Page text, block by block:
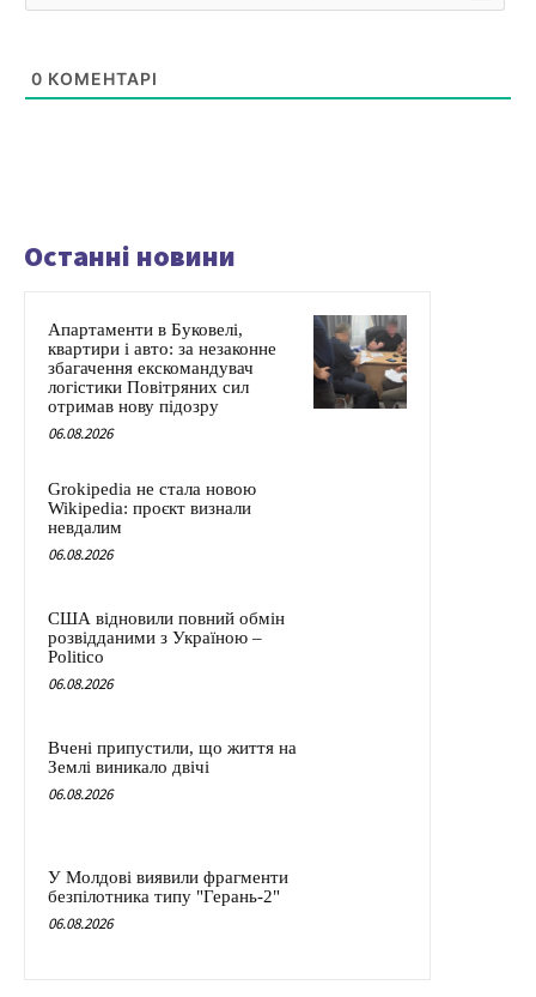
0 КОМЕНТАРІ
Останні новини
Апартаменти в Буковелі,
квартири і авто: за незаконне
збагачення екскомандувач
логістики Повітряних сил
отримав нову підозру
06.08.2026
Grokipedia не стала новою
Wikipedia: проєкт визнали
невдалим
06.08.2026
США відновили повний обмін
розвідданими з Україною –
Politico
06.08.2026
Вчені припустили, що життя на
Землі виникало двічі
06.08.2026
У Молдові виявили фрагменти
безпілотника типу "Герань-2"
06.08.2026